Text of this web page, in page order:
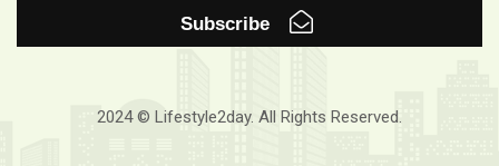
Subscribe
2024 © Lifestyle2day. All Rights Reserved.